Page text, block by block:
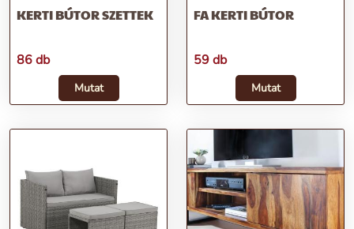
KERTI BÚTOR SZETTEK
86 db
Mutat
FA KERTI BÚTOR
59 db
Mutat